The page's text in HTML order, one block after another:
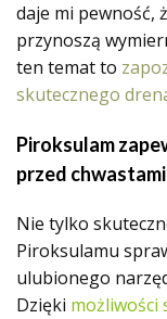
daje mi pewność,
przynoszą
ten temat to
skutecznego
Piroksulam
przed chwastami
Nie tylko
Piroksulamu
ulubionego
Dzięki możliwości